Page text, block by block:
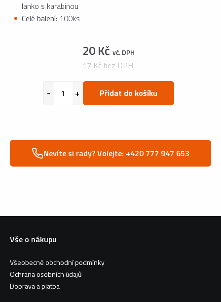
lanko s karabinou
Celé balení: 100ks
20 Kč vč. DPH
17 Kč bez DPH
Přidat do košíku
Nevíte si rady? Volejte: +420 777 947 653
Vše o nákupu
Všeobecné obchodní podmínky
Ochrana osobních údajů
Doprava a platba